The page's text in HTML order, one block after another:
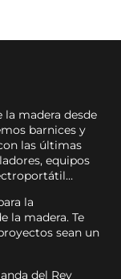
la madera desde
barnices y
las últimas
equipos
la
la madera. Te
sean un
del Rey